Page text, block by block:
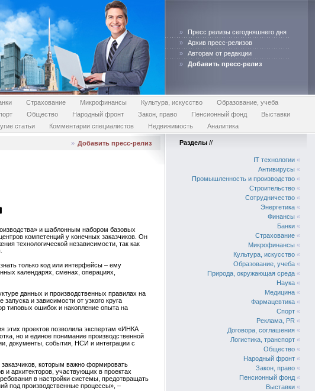
»
Пресс релизы сегодняшнего дня
»
Архив пресс-релизов
»
Авторам от редакции
»
Добавить пресс-релиз
Страхование Микрофинансы Культура, искусство
Образование, учеба
Общество Народный фронт Закон, право Пенсионный фонд
Выставки
статьи Комментарии специалистов Недвижимость Аналитика
» Добавить пресс-релиз
и шаблонным набором базовых
компетенций у конечных заказчиков. Он
технологической независимости, так как
только код или интерфейсы – ему
календарях, сменах, операциях,
данных и производственных правилах на
и зависимости от узкого круга
типовых ошибок и накопление опыта на
этих проектов позволила экспертам «ИНКА
но и единое понимание производственной
документы, события, НСИ и интеграции с
заказчиков, которым важно формировать
и архитекторов, участвующих в проектах
в настройки системы, предотвращать
под производственные процессы», –
Разделы //
IT технологии «
Антивирусы «
Промышленность и производство «
Строительство «
Сотрудничество «
Энергетика «
Финансы «
Банки «
Страхование «
Микрофинансы «
Культура, искусство «
Образование, учеба «
Природа, окружающая среда «
Наука «
Медицина «
Фармацевтика «
Спорт «
Реклама, PR «
Договора, соглашения «
Логистика, транспорт «
Общество «
Народный фронт «
Закон, право «
Пенсионный фонд «
Выставки «